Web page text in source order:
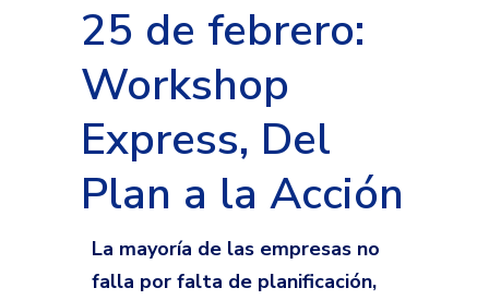
25 de febrero:
Workshop
Express, Del
Plan a la Acción
La mayoría de las empresas no
falla por falta de planificación,